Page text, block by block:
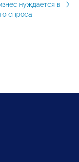
нуждается в
спроса